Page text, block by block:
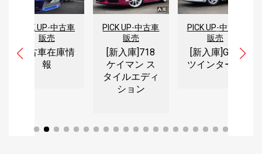
PICK UP-中古車
販売
中古車在庫情
報
PICK UP-中古車
販売
[新入庫]718
ケイマン ス
タイルエディ
ション
PICK UP-中古車
販売
[新入庫]GTO
ツインターボ